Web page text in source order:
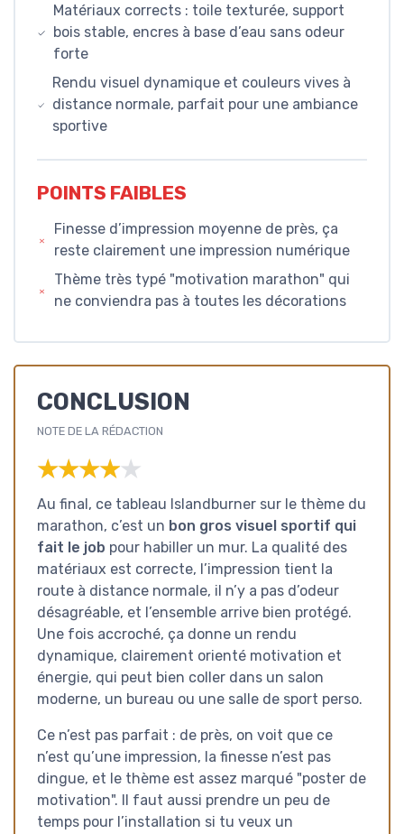
Matériaux corrects : toile texturée, support
bois stable, encres à base d’eau sans odeur
forte
Rendu visuel dynamique et couleurs vives à
distance normale, parfait pour une ambiance
sportive
POINTS FAIBLES
Finesse d’impression moyenne de près, ça
reste clairement une impression numérique
Thème très typé "motivation marathon" qui
ne conviendra pas à toutes les décorations
CONCLUSION
NOTE DE LA RÉDACTION
★★★★★
★★★★★
Au final, ce tableau Islandburner sur le thème du
marathon, c’est un bon gros visuel sportif qui
fait le job pour habiller un mur. La qualité des
matériaux est correcte, l’impression tient la
route à distance normale, il n’y a pas d’odeur
désagréable, et l’ensemble arrive bien protégé.
Une fois accroché, ça donne un rendu
dynamique, clairement orienté motivation et
énergie, qui peut bien coller dans un salon
moderne, un bureau ou une salle de sport perso.
Ce n’est pas parfait : de près, on voit que ce
n’est qu’une impression, la finesse n’est pas
dingue, et le thème est assez marqué "poster de
motivation". Il faut aussi prendre un peu de
temps pour l’installation si tu veux un